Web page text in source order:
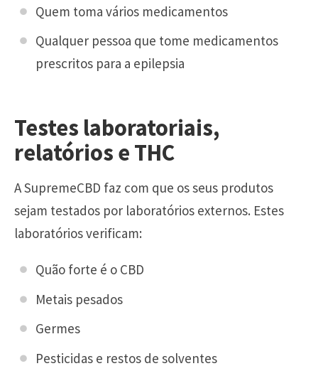
Quem toma vários medicamentos
Qualquer pessoa que tome medicamentos
prescritos para a epilepsia
Testes laboratoriais,
relatórios e THC
A SupremeCBD faz com que os seus produtos
sejam testados por laboratórios externos. Estes
laboratórios verificam:
Quão forte é o CBD
Metais pesados
Germes
Pesticidas e restos de solventes